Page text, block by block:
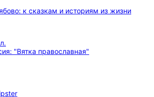
к сказкам и историям из жизни